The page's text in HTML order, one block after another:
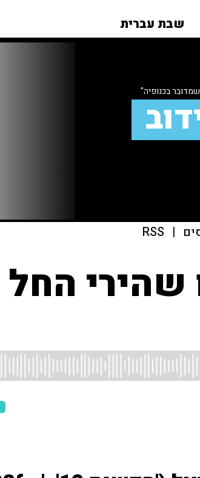
שבת עברית
בכנופיה"
|
RSS
שהירי